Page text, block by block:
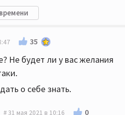
35
Не будет ли у вас желания
о себе знать.
31 мая 2021 в 10:16 0